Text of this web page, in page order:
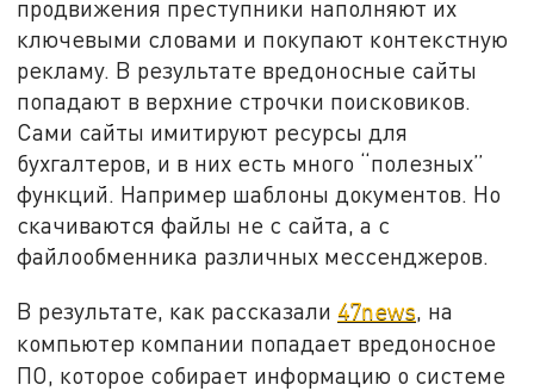
продвижения преступники наполняют их
ключевыми словами и покупают контекстную
рекламу. В результате вредоносные сайты
попадают в верхние строчки поисковиков.
Сами сайты имитируют ресурсы для
бухгалтеров, и в них есть много “полезных”
функций. Например шаблоны документов. Но
скачиваются файлы не с сайта, а с
файлообменника различных мессенджеров.
В результате, как рассказали 47news, на
компьютер компании попадает вредоносное
ПО, которое собирает информацию о системе